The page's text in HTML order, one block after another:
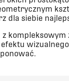
dla siebie
z